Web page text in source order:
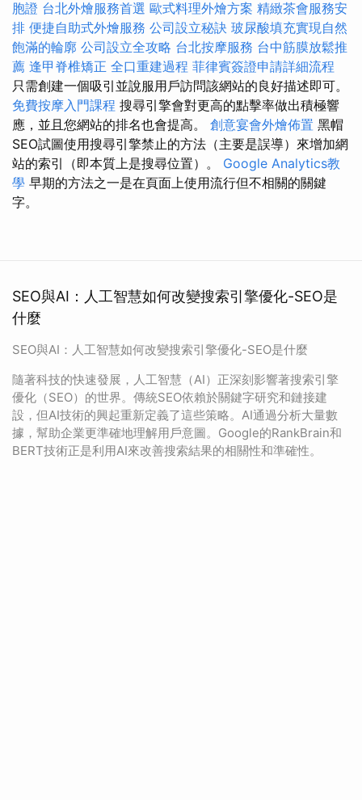
胞證 台北外燴服務首選 歐式料理外燴方案 精緻茶會服務安
排 便捷自助式外燴服務 公司設立秘訣 玻尿酸填充實現自然
飽滿的輪廓 公司設立全攻略 台北按摩服務 台中筋膜放鬆推
薦 逢甲脊椎矯正 全口重建過程 菲律賓簽證申請詳細流程
只需創建一個吸引並說服用戶訪問該網站的良好描述即可。
免費按摩入門課程 搜尋引擎會對更高的點擊率做出積極響
應，並且您網站的排名也會提高。 創意宴會外燴佈置 黑帽
SEO試圖使用搜尋引擎禁止的方法（主要是誤導）來增加網
站的索引（即本質上是搜尋位置）。 Google Analytics教
學 早期的方法之一是在頁面上使用流行但不相關的關鍵
字。
SEO與AI：人工智慧如何改變搜索引擎優化-SEO是
什麼
SEO與AI：人工智慧如何改變搜索引擎優化-SEO是什麼
隨著科技的快速發展，人工智慧（AI）正深刻影響著搜索引擎
優化（SEO）的世界。傳統SEO依賴於關鍵字研究和鏈接建
設，但AI技術的興起重新定義了這些策略。AI通過分析大量數
據，幫助企業更準確地理解用戶意圖。Google的RankBrain和
BERT技術正是利用AI來改善搜索結果的相關性和準確性。